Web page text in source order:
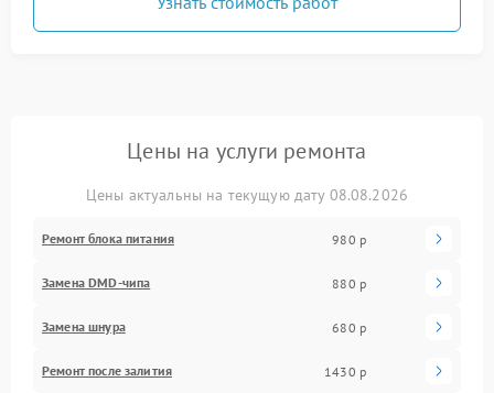
Цены на услуги ремонта
Цены актуальны на текущую дату 08.08.2026
Ремонт блока питания 980 р
Замена DMD-чипа 880 р
Замена шнура 680 р
Ремонт после залития 1430 р